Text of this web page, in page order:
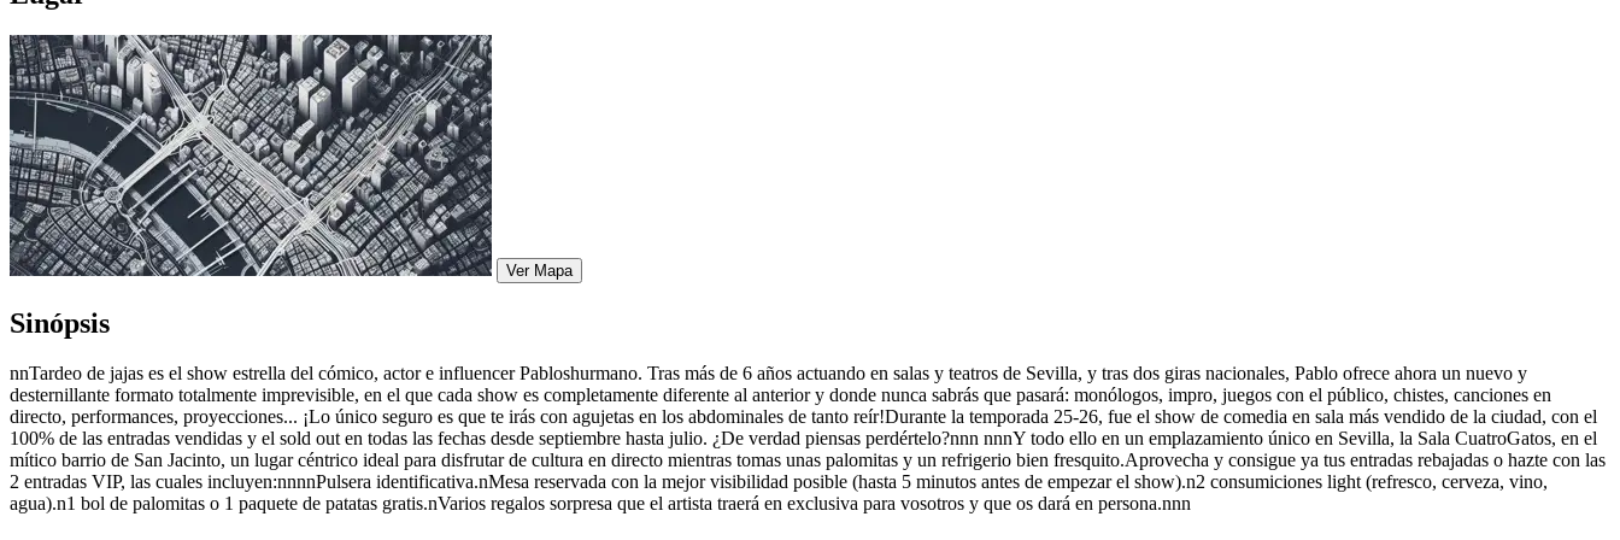
Ver Mapa
Sinópsis
nnTardeo de jajas es el show estrella del cómico, actor e influencer Pabloshurmano. Tras más de 6 años actuando en salas y teatros de Sevilla, y tras dos giras nacionales, Pablo ofrece ahora un nuevo y
desternillante formato totalmente imprevisible, en el que cada show es completamente diferente al anterior y donde nunca sabrás que pasará: monólogos, impro, juegos con el público, chistes, canciones en
directo, performances, proyecciones... ¡Lo único seguro es que te irás con agujetas en los abdominales de tanto reír!Durante la temporada 25-26, fue el show de comedia en sala más vendido de la ciudad, con el
100% de las entradas vendidas y el sold out en todas las fechas desde septiembre hasta julio. ¿De verdad piensas perdértelo?nnn nnnY todo ello en un emplazamiento único en Sevilla, la Sala CuatroGatos, en el
mítico barrio de San Jacinto, un lugar céntrico ideal para disfrutar de cultura en directo mientras tomas unas palomitas y un refrigerio bien fresquito.Aprovecha y consigue ya tus entradas rebajadas o hazte con las
2 entradas VIP, las cuales incluyen:nnnnPulsera identificativa.nMesa reservada con la mejor visibilidad posible (hasta 5 minutos antes de empezar el show).n2 consumiciones light (refresco, cerveza, vino,
agua).n1 bol de palomitas o 1 paquete de patatas gratis.nVarios regalos sorpresa que el artista traerá en exclusiva para vosotros y que os dará en persona.nnn